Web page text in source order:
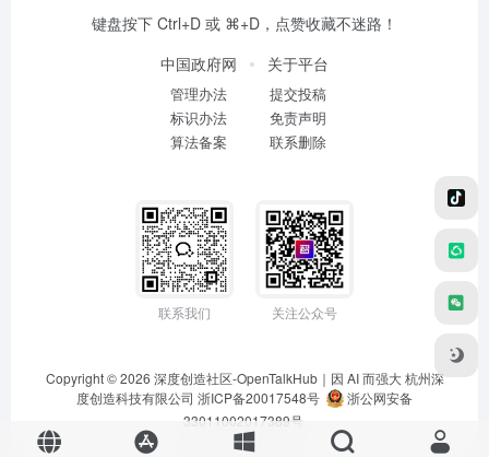
键盘按下 Ctrl+D 或 ⌘+D，点赞收藏不迷路！
中国政府网
管理办法
标识办法
算法备案
关于平台
提交投稿
免责声明
联系删除
联系我们 关注公众号
Copyright © 2026 深度创造社区-OpenTalkHub｜因 AI 而强大 杭州深
度创造科技有限公司 浙ICP备20017548号
浙公网安备
33011002017389号